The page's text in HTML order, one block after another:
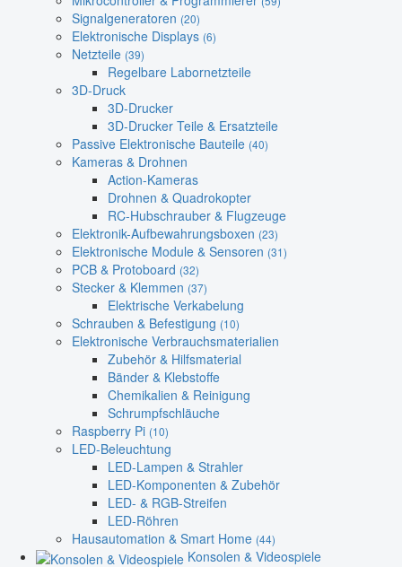
Signalgeneratoren (20)
Elektronische Displays (6)
Netzteile (39)
Regelbare Labornetzteile
3D-Druck
3D-Drucker
3D-Drucker Teile & Ersatzteile
Passive Elektronische Bauteile (40)
Kameras & Drohnen
Action-Kameras
Drohnen & Quadrokopter
RC-Hubschrauber & Flugzeuge
Elektronik-Aufbewahrungsboxen (23)
Elektronische Module & Sensoren (31)
PCB & Protoboard (32)
Stecker & Klemmen (37)
Elektrische Verkabelung
Schrauben & Befestigung (10)
Elektronische Verbrauchsmaterialien
Zubehör & Hilfsmaterial
Bänder & Klebstoffe
Chemikalien & Reinigung
Schrumpfschläuche
Raspberry Pi (10)
LED-Beleuchtung
LED-Lampen & Strahler
LED-Komponenten & Zubehör
LED- & RGB-Streifen
LED-Röhren
Hausautomation & Smart Home (44)
Konsolen & Videospiele